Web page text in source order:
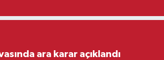
ara karar açıklandı